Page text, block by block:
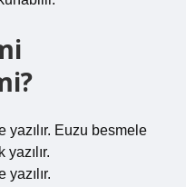
yazılır. Euzu besmele